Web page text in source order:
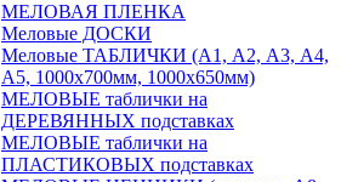
МЕЛОВАЯ ПЛЕНКА
Меловые ДОСКИ
Меловые ТАБЛИЧКИ (А1, А2, А3, А4,
А5, 1000х700мм, 1000х650мм)
МЕЛОВЫЕ таблички на
ДЕРЕВЯННЫХ подставках
МЕЛОВЫЕ таблички на
ПЛАСТИКОВЫХ подставках